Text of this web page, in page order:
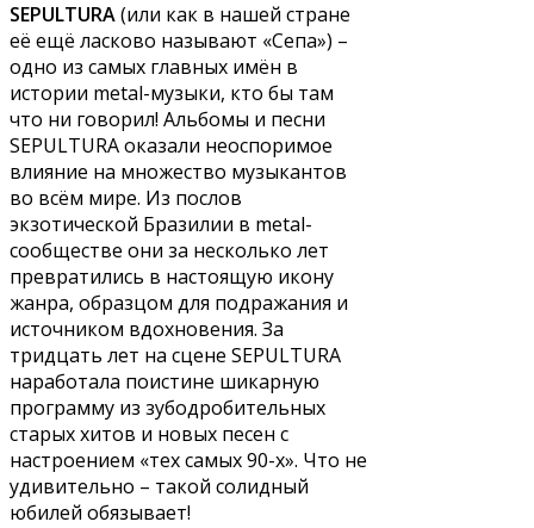
SEPULTURA(или как в нашей стране
её ещё ласково называют «Сепа») –
одно из самых главных имён в
истории metal-музыки, кто бы там
что ни говорил! Альбомы и песни
SEPULTURA оказали неоспоримое
влияние на множество музыкантов
во всём мире. Из послов
экзотической Бразилии в metal-
сообществе они за несколько лет
превратились в настоящую икону
жанра, образцом для подражания и
источником вдохновения. За
тридцать лет на сцене SEPULTURA
наработала поистине шикарную
программу из зубодробительных
старых хитов и новых песен с
настроением «тех самых 90-х». Что не
удивительно – такой солидный
юбилей обязывает!